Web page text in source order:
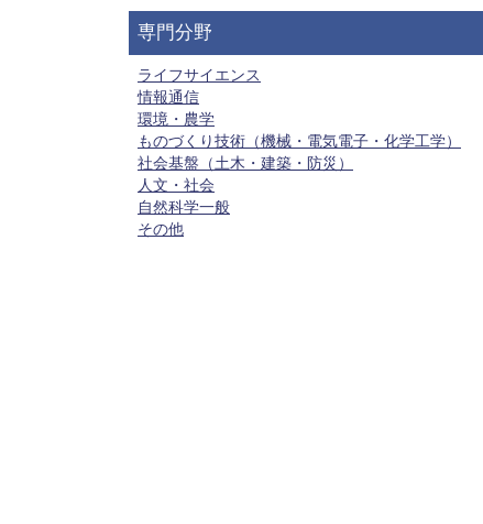
専門分野
ライフサイエンス
情報通信
環境・農学
ものづくり技術（機械・電気電子・化学工学）
社会基盤（土木・建築・防災）
人文・社会
自然科学一般
その他